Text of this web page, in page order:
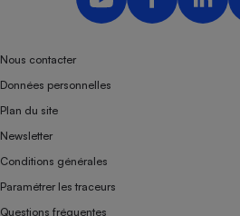
Nous contacter
Données personnelles
Plan du site
Newsletter
Conditions générales
Paramétrer les traceurs
Questions fréquentes